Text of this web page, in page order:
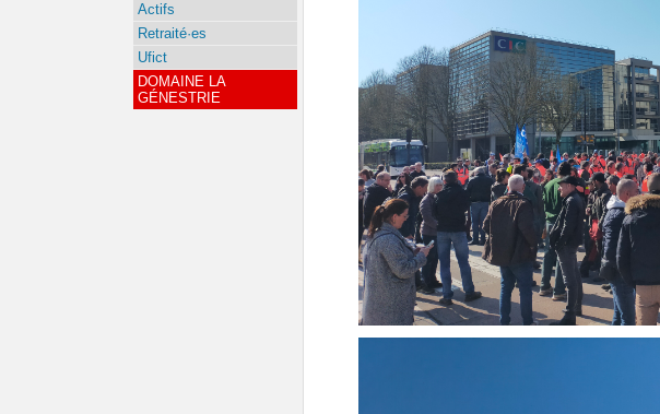
Actifs
Retraité·es
Ufict
DOMAINE LA
GÉNESTRIE